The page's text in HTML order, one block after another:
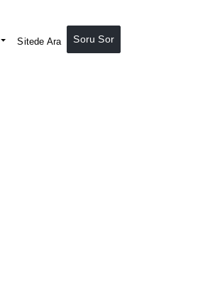
Sitede Ara Soru Sor